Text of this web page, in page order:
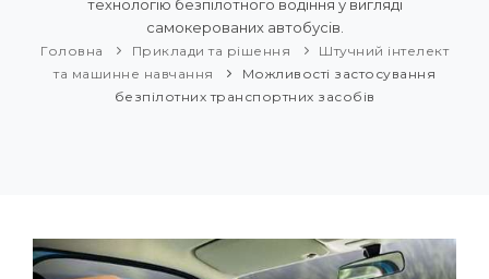
технологію безпілотного водіння у вигляді
самокерованих автобусів.
Головна Приклади та рішення
Штучний інтелект
та машинне навчання
Можливості застосування
безпілотних транспортних засобів